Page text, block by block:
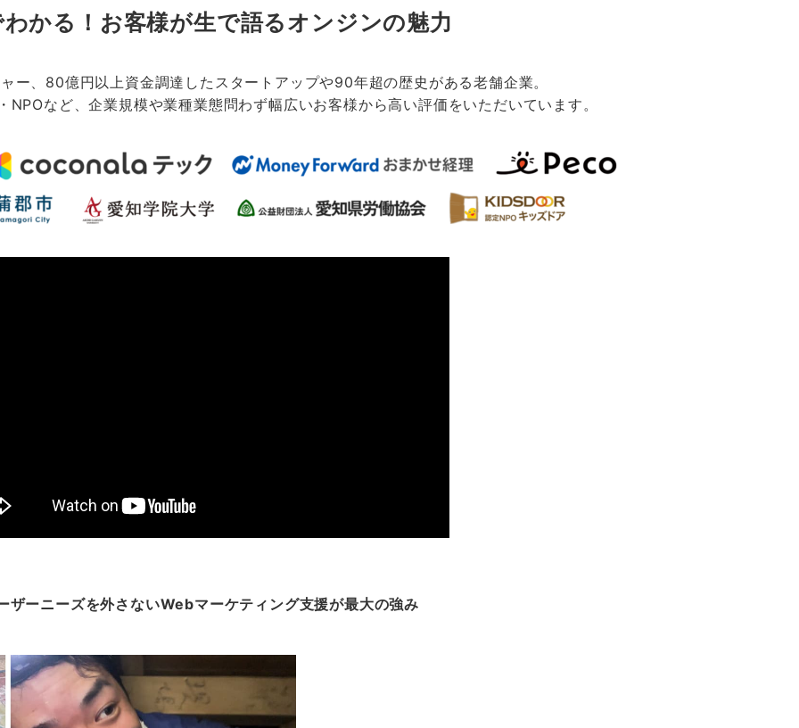
わかる！お客様が生で語るオンジンの魅力
ー、80億円以上資金調達したスタートアップや90年超の歴史がある老舗企業。
NPOなど、企業規模や業種業態問わず幅広いお客様から高い評価をいただいています。
ザーニーズを外さないWebマーケティング支援が最大の強み